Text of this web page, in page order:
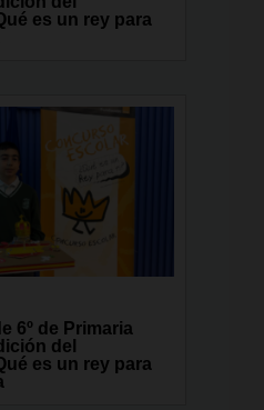
es un rey para
6º de Primaria
del
es un rey para